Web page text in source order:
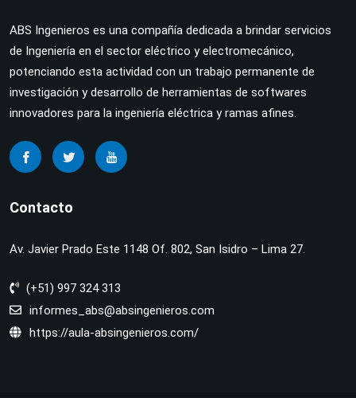
ABS Ingenieros es una compañía dedicada a brindar servicios
de Ingeniería en el sector eléctrico y electromecánico,
potenciando esta actividad con un trabajo permanente de
investigación y desarrollo de herramientas de softwares
innovadores para la ingeniería eléctrica y ramas afines.
Contacto
Av. Javier Prado Este 1148 Of. 802, San Isidro – Lima 27.
(+51) 997 324 313
informes_abs@absingenieros.com
https://aula-absingenieros.com/